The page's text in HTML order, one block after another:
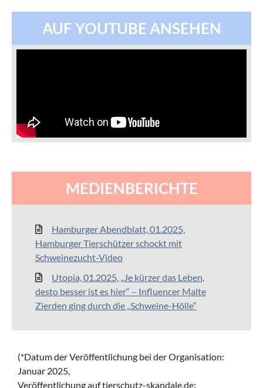
AUF YOUTUBE ANSEHEN
MEDIENBERICHTE
Hamburger Abendblatt, 01.2025,
Hamburger Tierschützer schockt mit
Schweinezucht-Video
Utopia, 01.2025, „Je kürzer das Leben,
desto besser ist es hier“ – Influencer Malte
Zierden ging durch die „Schweine-Hölle“
(*Datum der Veröffentlichung bei der Organisation:
Januar 2025,
Veröffentlichung auf tierschutz-skandale.de: